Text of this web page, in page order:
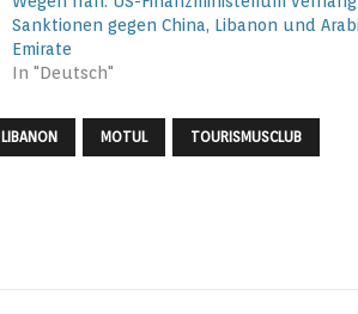
Sanktionen gegen China, Libanon und
Emirate
In "Deutsch"
LIBANON MOTUL TOURISMUSCLUB